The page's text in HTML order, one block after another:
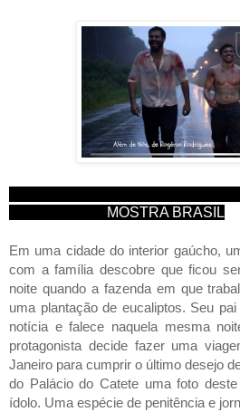
MOSTRA BRASIL
Em uma cidade do interior gaúcho,
com a família descobre que ficou
noite quando a fazenda em que
uma plantação de eucaliptos. Seu
notícia e falece naquela mesma
protagonista decide fazer uma
Janeiro para cumprir o último desejo
do Palácio do Catete uma foto
ídolo. Uma espécie de penitência e